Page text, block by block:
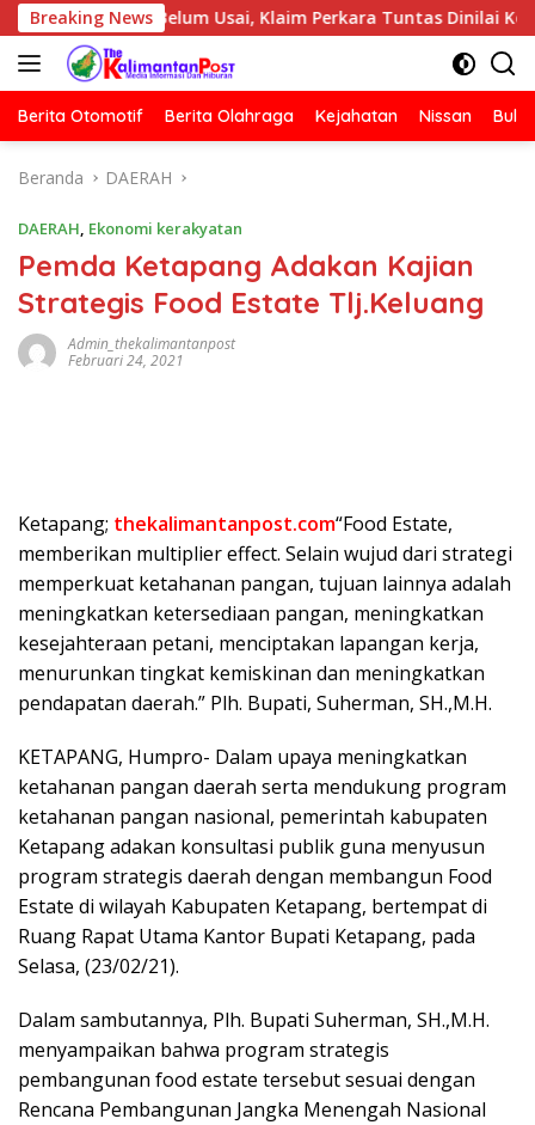
Langsung
ke
konten
Breaking News
Belum Usai, Klaim Perkara Tuntas Dinilai Keliru
Berita Otomotif Berita Olahraga Kejahatan Nissan
Beranda DAERAH
DAERAH, Ekonomi kerakyatan
Pemda Ketapang Adakan Kajian
Strategis Food Estate Tlj.Keluang
Admin_thekalimantanpost
Februari 24, 2021
Ketapang; thekalimantanpost.com“Food Estate,
memberikan multiplier effect. Selain wujud dari strategi
memperkuat ketahanan pangan, tujuan lainnya adalah
meningkatkan ketersediaan pangan, meningkatkan
kesejahteraan petani, menciptakan lapangan kerja,
menurunkan tingkat kemiskinan dan meningkatkan
pendapatan daerah.” Plh. Bupati, Suherman, SH.,M.H.
KETAPANG, Humpro- Dalam upaya meningkatkan
ketahanan pangan daerah serta mendukung program
ketahanan pangan nasional, pemerintah kabupaten
Ketapang adakan konsultasi publik guna menyusun
program strategis daerah dengan membangun Food
Estate di wilayah Kabupaten Ketapang, bertempat di
Ruang Rapat Utama Kantor Bupati Ketapang, pada
Selasa, (23/02/21).
Dalam sambutannya, Plh. Bupati Suherman, SH.,M.H.
menyampaikan bahwa program strategis
pembangunan food estate tersebut sesuai dengan
Rencana Pembangunan Jangka Menengah Nasional